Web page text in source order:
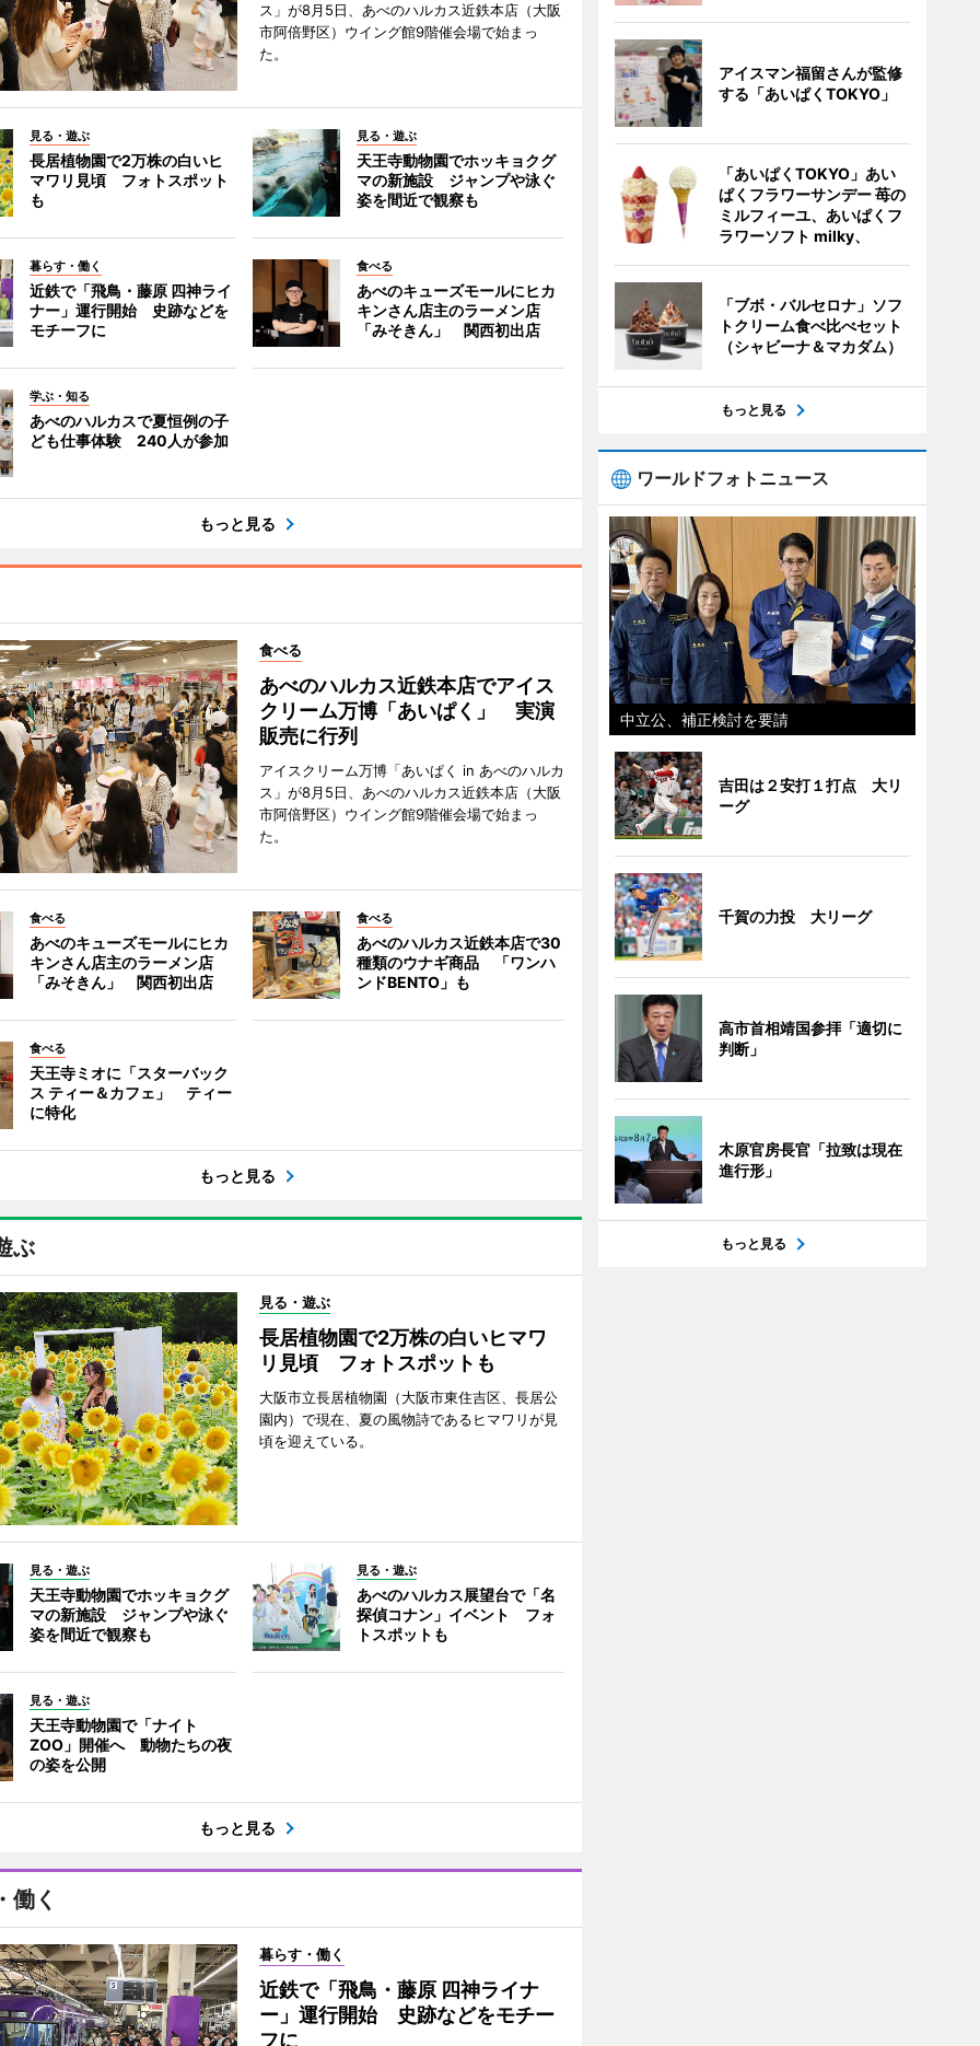
ス」が8月5日、あべのハルカス近鉄本店（大阪
市阿倍野区）ウイング館9階催会場で始まっ
た。
見る・遊ぶ
長居植物園で2万株の白いヒ
マワリ見頃 フォトスポット
も
見る・遊ぶ
天王寺動物園でホッキョクグ
マの新施設 ジャンプや泳ぐ
姿を間近で観察も
暮らす・働く
近鉄で「飛鳥・藤原 四神ライ
ナー」運行開始 史跡などを
モチーフに
食べる
あべのキューズモールにヒカ
キンさん店主のラーメン店
「みそきん」 関西初出店
学ぶ・知る
あべのハルカスで夏恒例の子
ども仕事体験 240人が参加
もっと見る
食べる
あべのハルカス近鉄本店でアイス
クリーム万博「あいぱく」 実演
販売に行列
アイスクリーム万博「あいぱく in あべのハルカ
ス」が8月5日、あべのハルカス近鉄本店（大阪
市阿倍野区）ウイング館9階催会場で始まっ
た。
食べる
あべのキューズモールにヒカ
キンさん店主のラーメン店
「みそきん」 関西初出店
食べる
あべのハルカス近鉄本店で30
種類のウナギ商品 「ワンハ
ンドBENTO」も
食べる
天王寺ミオに「スターバック
ス ティー＆カフェ」 ティー
に特化
もっと見る
ぶ
見る・遊ぶ
長居植物園で2万株の白いヒマワ
リ見頃 フォトスポットも
大阪市立長居植物園（大阪市東住吉区、長居公
園内）で現在、夏の風物詩であるヒマワリが見
頃を迎えている。
見る・遊ぶ
天王寺動物園でホッキョクグ
マの新施設 ジャンプや泳ぐ
姿を間近で観察も
見る・遊ぶ
あべのハルカス展望台で「名
探偵コナン」イベント フォ
トスポットも
見る・遊ぶ
天王寺動物園で「ナイト
ZOO」開催へ 動物たちの夜
の姿を公開
もっと見る
働く
暮らす・働く
近鉄で「飛鳥・藤原 四神ライナ
ー」運行開始 史跡などをモチー
フに
アイスマン福留さんが監修
する「あいぱくTOKYO」
「あいぱくTOKYO」あい
ぱくフラワーサンデー 苺の
ミルフィーユ、あいぱくフ
ラワーソフト milky、
「ブボ・バルセロナ」ソフ
トクリーム食べ比べセット
（シャビーナ＆マカダム）
もっと見る
ワールドフォトニュース
中立公、補正検討を要請
吉田は２安打１打点 大リ
ーグ
千賀の力投 大リーグ
高市首相靖国参拝「適切に
判断」
木原官房長官「拉致は現在
進行形」
もっと見る